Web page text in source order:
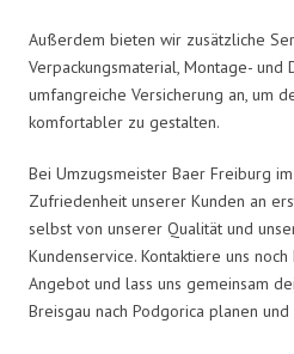
Außerdem bieten wir zusätzliche
Verpackungsmaterial, Montage-
umfangreiche Versicherung an, um
komfortabler zu gestalten.
Bei Umzugsmeister Baer Freiburg
Zufriedenheit unserer Kunden an
selbst von unserer Qualität und
Kundenservice. Kontaktiere uns
Angebot und lass uns gemeinsam
Breisgau nach Podgorica planen